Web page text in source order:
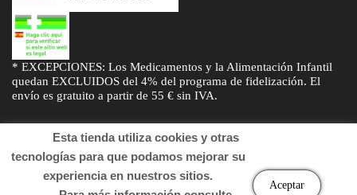
* EXCEPCIONES: Los Medicamentos y la Alimentación Infantil
quedan EXCLUIDOS del 4% del programa de fidelización. El
envío es gratuito a partir de 55 € sin IVA.
Esta tienda utiliza cookies y otras
tecnologías para que podamos mejorar su
experiencia en nuestros sitios.
Aceptar
© Desarrollado porSogifaryDTD Soluciones
. Derechos de autor